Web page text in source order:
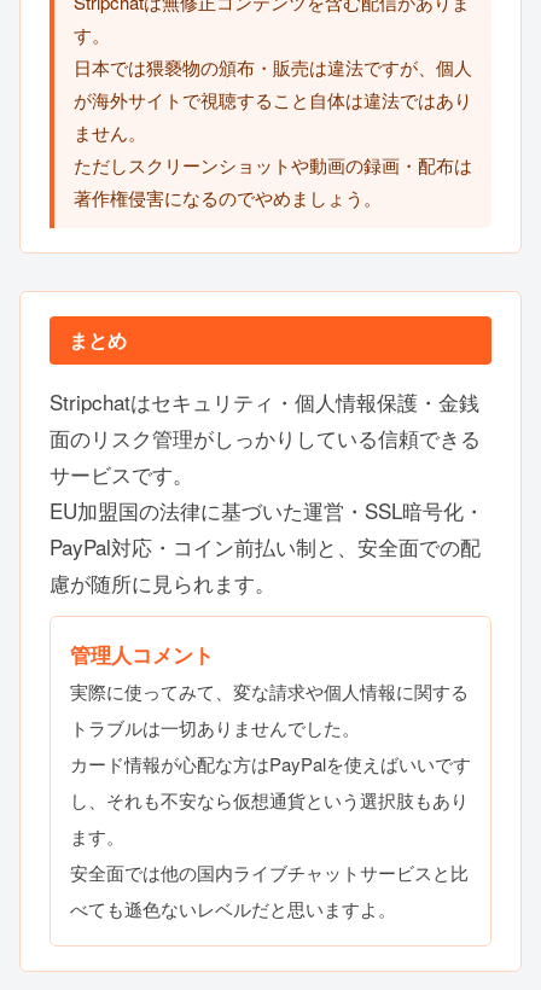
す。
日本では猥褻物の頒布・販売は違法ですが、個人
が海外サイトで視聴すること自体は違法ではあり
ません。
ただしスクリーンショットや動画の録画・配布は
著作権侵害になるのでやめましょう。
まとめ
Stripchatはセキュリティ・個人情報保護・金銭
面のリスク管理がしっかりしている信頼できる
サービスです。
EU加盟国の法律に基づいた運営・SSL暗号化・
PayPal対応・コイン前払い制と、安全面での配
慮が随所に見られます。
管理人コメント
実際に使ってみて、変な請求や個人情報に関する
トラブルは一切ありませんでした。
カード情報が心配な方はPayPalを使えばいいです
し、それも不安なら仮想通貨という選択肢もあり
ます。
安全面では他の国内ライブチャットサービスと比
べても遜色ないレベルだと思いますよ。